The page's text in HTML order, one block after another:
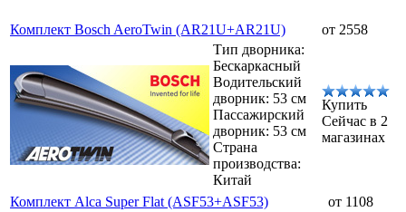
Комплект Bosch AeroTwin (AR21U+AR21U)
от 2558
Тип дворника:
Бескаркасный
Водительский
дворник: 53 см
Пассажирский
дворник: 53 см
Страна
производства:
Китай
Купить
Сейчас в 2
магазинах
Комплект Alca Super Flat (ASF53+ASF53)
от 1108